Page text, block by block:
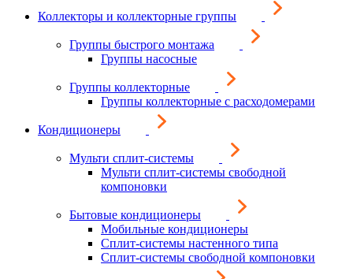
Коллекторы и коллекторные группы
Группы быстрого монтажа
Группы насосные
Группы коллекторные
Группы коллекторные с расходомерами
Кондиционеры
Мульти сплит-системы
Мульти сплит-системы свободной
компоновки
Бытовые кондиционеры
Мобильные кондиционеры
Сплит-системы настенного типа
Сплит-системы свободной компоновки